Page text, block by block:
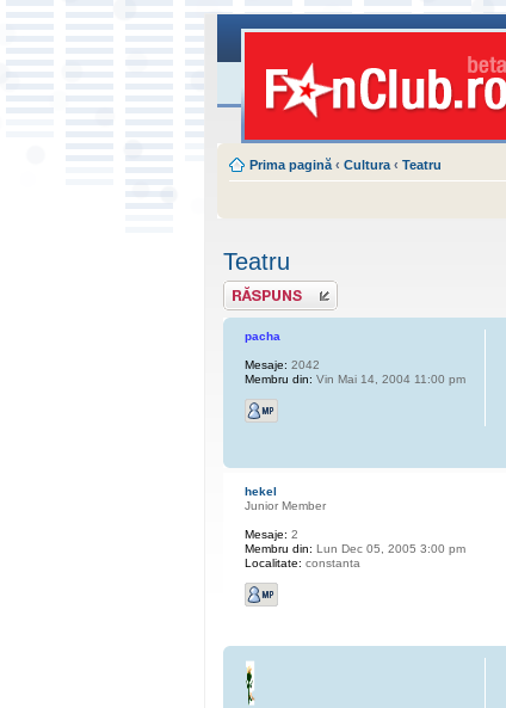
Prima pagină ‹ Cultura ‹ Teatru
Teatru
Scrie un răspuns
pacha
Mesaje: 2042
Membru din: Vin Mai 14, 2004 11:00 pm
hekel
Junior Member
Mesaje: 2
Membru din: Lun Dec 05, 2005 3:00 pm
Localitate: constanta